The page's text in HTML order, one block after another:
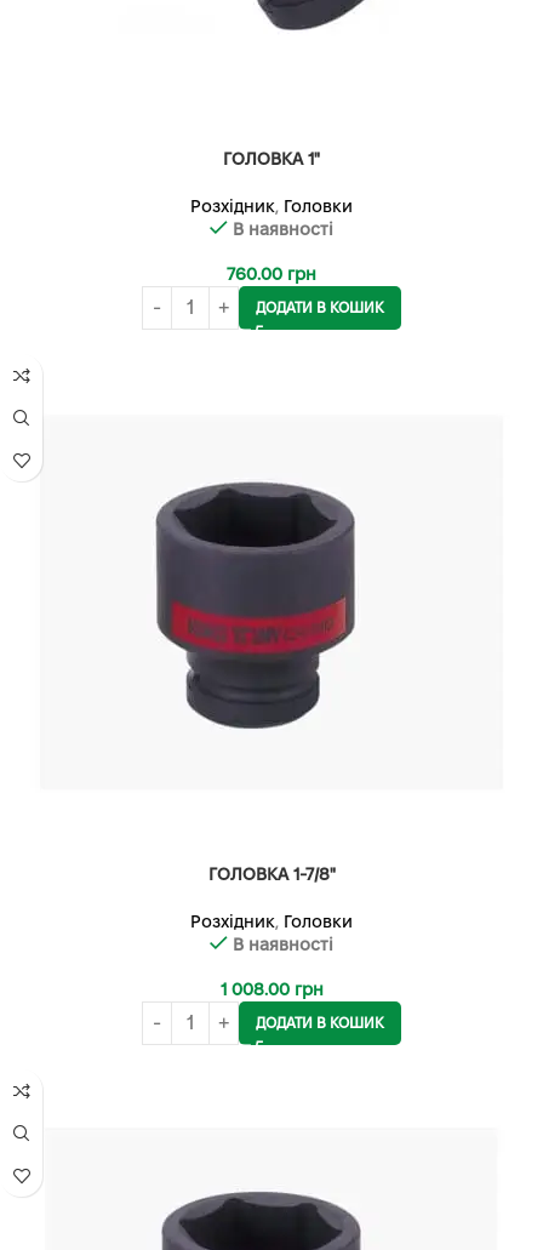
ГОЛОВКА 1"
Розхідник, Головки
В наявності
760.00 грн
ДОДАТИ В КОШИК
ГОЛОВКА 1-7/8"
Розхідник, Головки
В наявності
1 008.00 грн
ДОДАТИ В КОШИК